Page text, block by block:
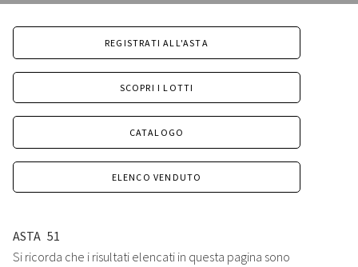
REGISTRATI ALL'ASTA
SCOPRI I LOTTI
CATALOGO
ELENCO VENDUTO
ASTA 51
Si ricorda che i risultati elencati in questa pagina sono